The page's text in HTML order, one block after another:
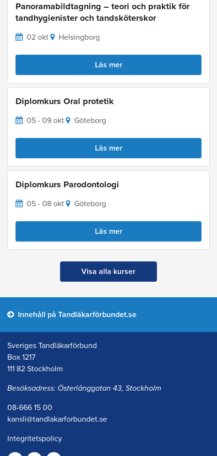
Panoramabildtagning – teori och praktik för
tandhygienister och tandsköterskor
02 okt Helsingborg
Läs mer
Diplomkurs Oral protetik
05 - 09 okt Göteborg
Läs mer
Diplomkurs Parodontologi
05 - 08 okt Göteborg
Läs mer
Visa alla kurser
Innehåll på Tandläkarförbundet.se
Sveriges Tandläkarförbund
Box 1217
111 82 Stockholm
Besöksadress: Österlånggatan 43, Stockholm
08-666 15 00
kansli@tandlakarforbundet.se
Integritetspolicy